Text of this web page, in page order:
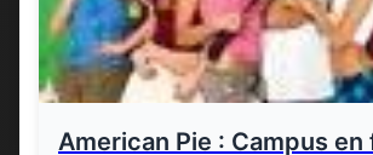
American Pie : Campus en